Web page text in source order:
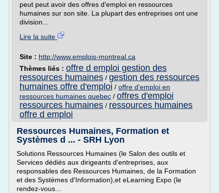
peut peut avoir des offres d'emploi en ressources
humaines sur son site. La plupart des entreprises ont une
division...
Lire la suite
Site : http://www.emplois-montreal.ca
Thèmes liés : offre d emploi gestion des
ressources humaines / gestion des ressources
humaines offre d'emploi / offre d'emploi en
ressources humaines quebec / offres d'emploi
ressources humaines / ressources humaines
offre d emploi
Ressources Humaines, Formation et
Systèmes d ... - SRH Lyon
Solutions Ressources Humaines (le Salon des outils et
Services dédiés aux dirigeants d'entreprises, aux
responsables des Ressources Humaines, de la Formation
et des Systèmes d'Information),et eLearning Expo (le
rendez-vous...